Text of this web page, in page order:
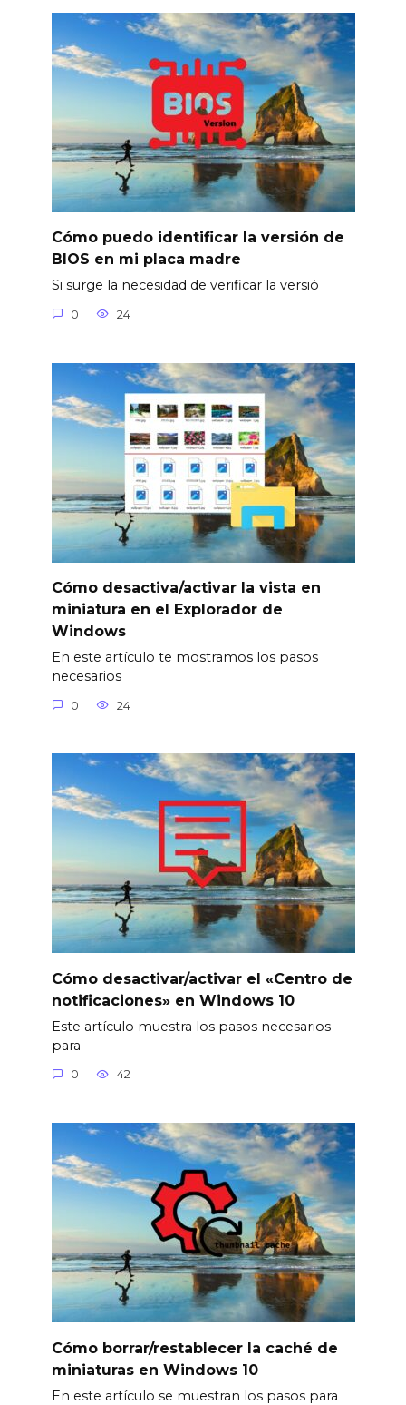
Cómo puedo identificar la versión de
BIOS en mi placa madre
Si surge la necesidad de verificar la versió
0 24
Cómo desactiva/activar la vista en
miniatura en el Explorador de
Windows
En este artículo te mostramos los pasos
necesarios
0 24
Cómo desactivar/activar el «Centro de
notificaciones» en Windows 10
Este artículo muestra los pasos necesarios
para
0 42
Cómo borrar/restablecer la caché de
miniaturas en Windows 10
En este artículo se muestran los pasos para